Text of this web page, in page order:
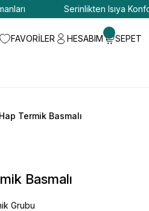
Serinlikten Isıya Konfor
FAVORİLER HESABIM SEPET
Termik Basmalı
Basmalı
Grubu